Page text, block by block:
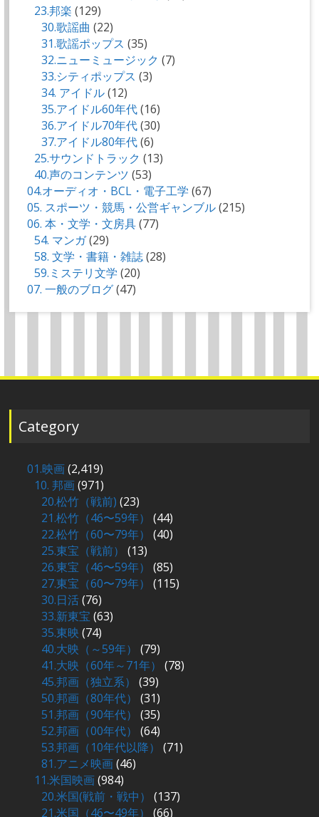
23.邦楽 (129)
30.歌謡曲 (22)
31.歌謡ポップス (35)
32.ニューミュージック (7)
33.シティポップス (3)
34. アイドル(12)
35.アイドル60年代(16)
36.アイドル70年代(30)
37.アイドル80年代(6)
25.サウンドトラック (13)
40.声のコンテンツ (53)
04.オーディオ・BCL・電子工学 (67)
05. スポーツ・競馬・公営ギャンブル(215)
06. 本・文学・文房具(77)
54. マンガ(29)
58. 文学・書籍・雑誌(28)
59.ミステリ文学 (20)
07. 一般のブログ(47)
Category
01.映画(2,419)
10. 邦画(971)
20.松竹（戦前) (23)
21.松竹（46〜59年）
(44)
22.松竹（60〜79年）
(40)
25.東宝（戦前）
(13)
26.東宝（46〜59年）
(85)
27.東宝（60〜79年）
(115)
30.日活(76)
33.新東宝(63)
35.東映 (74)
40.大映（～59年）
(79)
41.大映（60年～71年）
(78)
45.邦画（独立系）
(39)
50.邦画（80年代）
(31)
51.邦画（90年代）
(35)
52.邦画（00年代）
(64)
53.邦画（10年代以降）
(71)
81.アニメ映画(46)
11.米国映画(984)
20.米国(戦前・戦中）
(137)
21.米国（46〜49年）
(66)